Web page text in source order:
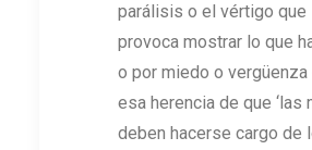
parálisis o el vértigo que
provoca mostrar lo que
o por miedo o vergüenza
esa herencia de que ‘las
deben hacerse cargo de